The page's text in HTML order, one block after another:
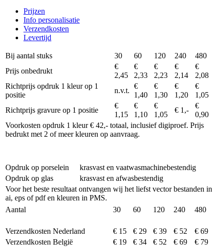
Prijzen
Info personalisatie
Verzendkosten
Levertijd
Bij aantal stuks 30 60 120 240
480
Prijs onbedrukt
€
2,45
€
2,33
€
2,23
€
2,14
€
2,08
Richtprijs opdruk 1 kleur op 1
positie
n.v.t.
€
1,40
€
1,30
€
1,20
€
1,05
Richtprijs gravure op 1 positie
€
1,15
€
1,10
€
1,05
€ 1,-
€
0,90
Voorkosten opdruk 1 kleur € 42,- totaal, inclusief digiproef. Prijs
bedrukt met 2 of meer kleuren op aanvraag.
Opdruk op porselein
krasvast en vaatwasmachinebestendig
Opdruk op glas
krasvast en afwasbestendig
Voor het beste resultaat ontvangen wij het liefst vector bestanden in
ai, eps of pdf en kleuren in PMS.
Aantal
30 60 120 240 480
Verzendkosten Nederland € 15 € 29 € 39 € 52
€ 69
Verzendkosten België
€ 19 € 34 € 52 € 69
€ 79